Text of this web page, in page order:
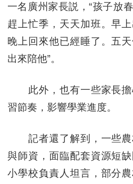
一名廣州家長説，“孩子放
趕上忙季，天天加班。早
晚上回來他已經睡了。五
出來陪他”。
此外，也有一些家長擔
習節奏，影響學業進度。
記者還了解到，一些農
與師資，面臨配套資源短
小學校負責人坦言，部分